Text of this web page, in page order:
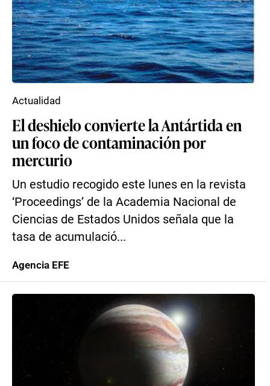
El deshielo convierte la Antártida en
un foco de contaminación por
mercurio
Un estudio recogido este lunes en la revista
‘Proceedings’ de la Academia Nacional de
Ciencias de Estados Unidos señala que la
tasa de acumulació...
Actualidad
Agencia EFE